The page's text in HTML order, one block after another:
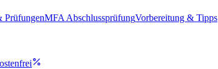
PrüfungenMFA AbschlussprüfungVorbereitung & Tipps